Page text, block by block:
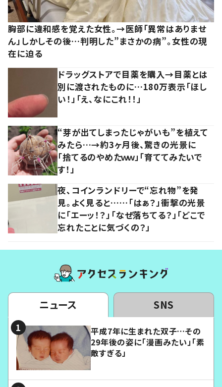
胸部に違和感を覚えた女性。→医師「異常はありませ
ん」しかしその後…判明した”まさかの病”。女性の現
在に迫る
ドラッグストアで目薬を購入→目薬とは
別に渡されたものに…180万表示「ほし
い！」「え、なにこれ！！」
“芽が出てしまったじゃがいも”を植えて
みたら…→約3ヶ月後、驚きの光景に
「捨てるのやめたｗｗ」「育ててみたいで
す！」
夜、コインランドリーで“忘れ物”を発
見。よく見ると……「はぁ？」衝撃の光景
に「エーッ！？」「なぜ落ちてる？」「どこで
忘れたことに気づくの？」
ニュース SNS
平成7年に生まれた双子…その
29年後の姿に「漫画みたい」「素
敵すぎる」